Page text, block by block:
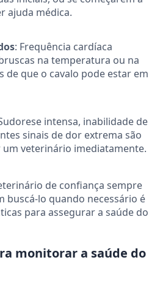
ajuda médica.
: Frequência cardíaca
na temperatura ou na
de que o cavalo pode estar em
intensa, inabilidade de
sinais de dor extrema são
veterinário imediatamente.
de confiança sempre
buscá-lo quando necessário é
para assegurar a saúde do
monitorar a saúde do